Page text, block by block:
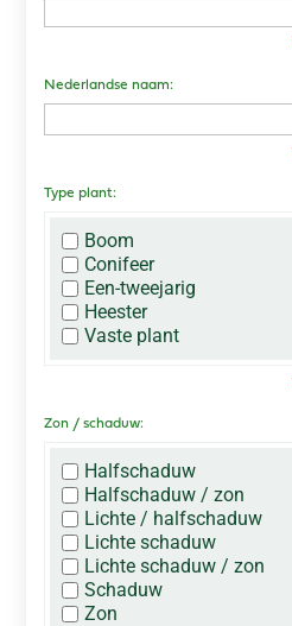
Nederlandse naam:
Type plant:
Boom
Conifeer
Een-tweejarig
Heester
Vaste plant
Zon / schaduw:
Halfschaduw
Halfschaduw / zon
Lichte / halfschaduw
Lichte schaduw
Lichte schaduw / zon
Schaduw
Zon